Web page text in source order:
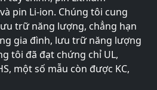
pin Li-ion. Chúng tôi cung
trữ năng lượng, chẳng hạn
gia đình, lưu trữ năng lượng
tôi đã đạt chứng chỉ UL,
một số mẫu còn được KC,